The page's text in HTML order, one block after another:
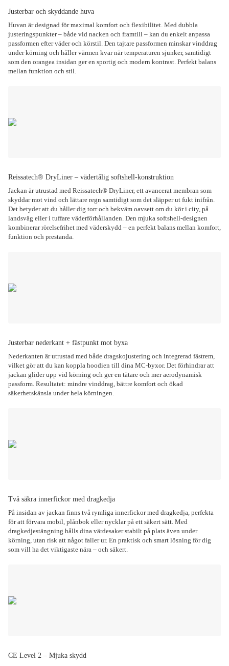
Justerbar och skyddande huva
Huvan är designad för maximal komfort och flexibilitet. Med dubbla
justeringspunkter – både vid nacken och framtill – kan du enkelt anpassa
passformen efter väder och körstil. Den tajtare passformen minskar vinddrag
under körning och håller värmen kvar när temperaturen sjunker, samtidigt
som den orangea insidan ger en sportig och modern kontrast. Perfekt balans
mellan funktion och stil.
Reissatech® DryLiner – vädertålig softshell-konstruktion
Jackan är utrustad med Reissatech® DryLiner, ett avancerat membran som
skyddar mot vind och lättare regn samtidigt som det släpper ut fukt inifrån.
Det betyder att du håller dig torr och bekväm oavsett om du kör i city, på
landsväg eller i tuffare väderförhållanden. Den mjuka softshell-designen
kombinerar rörelsefrihet med väderskydd – en perfekt balans mellan komfort,
funktion och prestanda.
Justerbar nederkant + fästpunkt mot byxa
Nederkanten är utrustad med både dragskojustering och integrerad fästrem,
vilket gör att du kan koppla hoodien till dina MC-byxor. Det förhindrar att
jackan glider upp vid körning och ger en tätare och mer aerodynamisk
passform. Resultatet: mindre vinddrag, bättre komfort och ökad
säkerhetskänsla under hela körningen.
Två säkra innerfickor med dragkedja
På insidan av jackan finns två rymliga innerfickor med dragkedja, perfekta
för att förvara mobil, plånbok eller nycklar på ett säkert sätt. Med
dragkedjestängning hålls dina värdesaker stabilt på plats även under
körning, utan risk att något faller ur. En praktisk och smart lösning för dig
som vill ha det viktigaste nära – och säkert.
CE Level 2 – Mjuka skydd